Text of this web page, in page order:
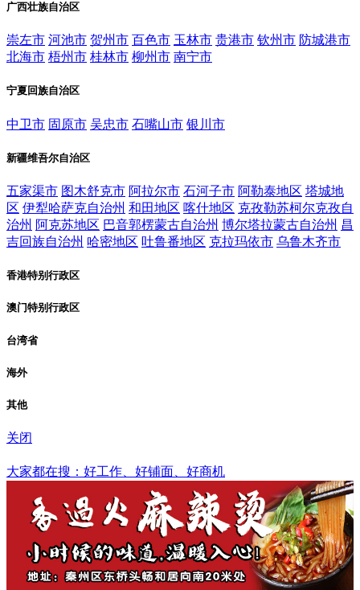
广西壮族自治区
崇左市 河池市 贺州市 百色市 玉林市 贵港市 钦州市 防城港市
北海市 梧州市 桂林市 柳州市 南宁市
宁夏回族自治区
中卫市 固原市 吴忠市 石嘴山市 银川市
新疆维吾尔自治区
五家渠市 图木舒克市 阿拉尔市 石河子市 阿勒泰地区 塔城地
区 伊犁哈萨克自治州 和田地区 喀什地区 克孜勒苏柯尔克孜自
治州 阿克苏地区 巴音郭楞蒙古自治州 博尔塔拉蒙古自治州 昌
吉回族自治州 哈密地区 吐鲁番地区 克拉玛依市 乌鲁木齐市
香港特别行政区
澳门特别行政区
台湾省
海外
其他
关闭
大家都在搜：好工作、好铺面、好商机